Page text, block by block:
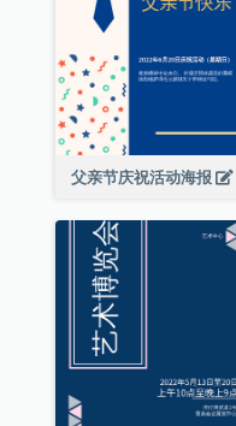
父亲节庆祝活动海报